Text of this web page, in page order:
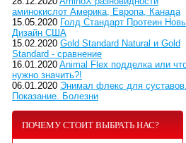
аминокислот Америка, Европа, Канада
15.05.2020 Голд Стандарт Протеин
Дизайн США
15.02.2020 Gold Standard Natural и Gold
Standard - сравнение
16.01.2020 Animal Flex подделка или
нужно значить?!
06.01.2020 Энимал флекс для суставов.
Показание. Болезни
ПОЧЕМУ СТОИТ ВЫБРАТЬ НАС?